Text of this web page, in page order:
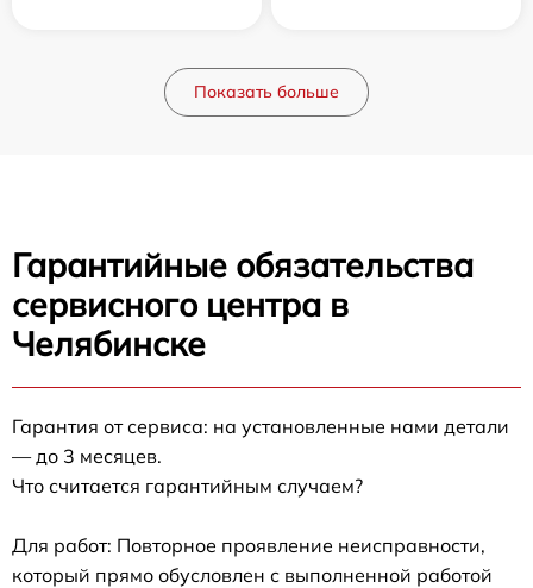
Показать больше
Гарантийные обязательства
сервисного центра в
Челябинске
Гарантия от сервиса: на установленные нами детали
— до 3 месяцев.
Что считается гарантийным случаем?
Для работ: Повторное проявление неисправности,
который прямо обусловлен с выполненной работой